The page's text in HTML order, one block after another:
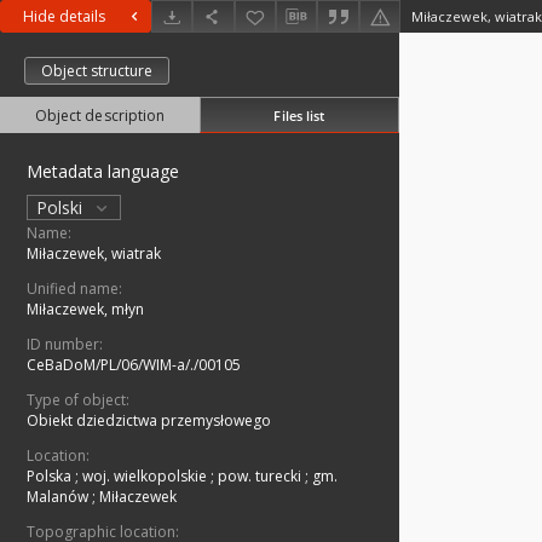
Hide details Miłaczewek, wiatrak
Object structure
Object description Files list
Metadata language
Polski
Name:
Miłaczewek, wiatrak
Unified name:
Miłaczewek, młyn
ID number:
CeBaDoM/PL/06/WIM-a/./00105
Type of object:
Obiekt dziedzictwa przemysłowego
Location:
Polska ; woj. wielkopolskie ; pow. turecki ; gm.
Malanów ; Miłaczewek
Topographic location: